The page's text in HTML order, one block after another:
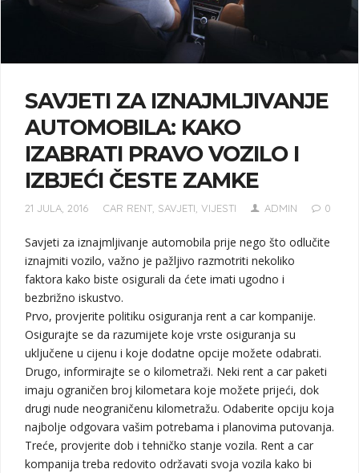
SAVJETI ZA IZNAJMLJIVANJE
AUTOMOBILA: KAKO
IZABRATI PRAVO VOZILO I
IZBJEĆI ČESTE ZAMKE
21 JULA, 2016 CAR RENT, SAVJETI, VIJESTI ADMIN 0
Savjeti za iznajmljivanje automobila prije nego što odlučite
iznajmiti vozilo, važno je pažljivo razmotriti nekoliko
faktora kako biste osigurali da ćete imati ugodno i
bezbrižno iskustvo.
Prvo, provjerite politiku osiguranja rent a car kompanije.
Osigurajte se da razumijete koje vrste osiguranja su
uključene u cijenu i koje dodatne opcije možete odabrati.
Drugo, informirajte se o kilometraži. Neki rent a car paketi
imaju ograničen broj kilometara koje možete prijeći, dok
drugi nude neograničenu kilometražu. Odaberite opciju koja
najbolje odgovara vašim potrebama i planovima putovanja.
Treće, provjerite dob i tehničko stanje vozila. Rent a car
kompanija treba redovito održavati svoja vozila kako bi